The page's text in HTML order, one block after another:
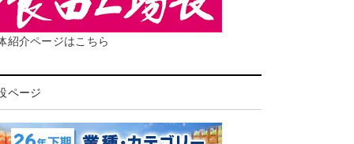
紹介ページはこちら
ページ